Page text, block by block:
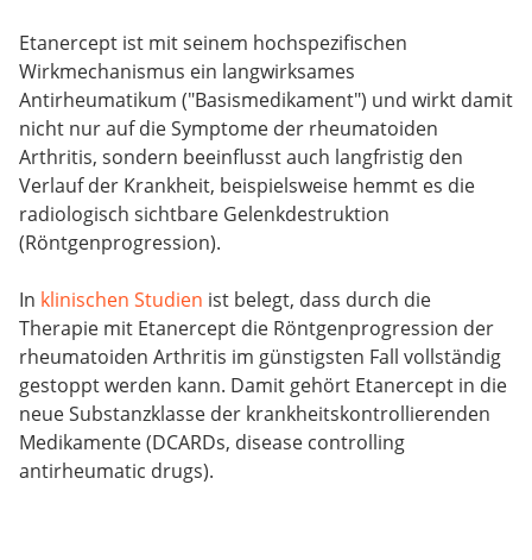
Etanercept ist mit seinem hochspezifischen
Wirkmechanismus ein langwirksames
Antirheumatikum ("Basismedikament") und wirkt damit
nicht nur auf die Symptome der rheumatoiden
Arthritis, sondern beeinflusst auch langfristig den
Verlauf der Krankheit, beispielsweise hemmt es die
radiologisch sichtbare Gelenkdestruktion
(Röntgenprogression).
In klinischen Studien ist belegt, dass durch die
Therapie mit Etanercept die Röntgenprogression der
rheumatoiden Arthritis im günstigsten Fall vollständig
gestoppt werden kann. Damit gehört Etanercept in die
neue Substanzklasse der krankheitskontrollierenden
Medikamente (DCARDs, disease controlling
antirheumatic drugs).